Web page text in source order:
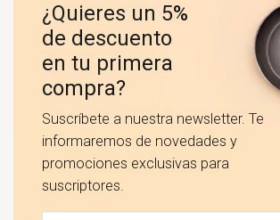
¿Quieres un 5%
de descuento
en tu primera
compra?
Suscríbete a nuestra newsletter. Te
informaremos de novedades y
promociones exclusivas para
suscriptores.